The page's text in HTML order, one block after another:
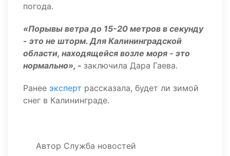
погода.
«Порывы ветра до 15-20 метров в секунду
- это не шторм. Для Калининградской
области, находящейся возле моря - это
нормально», - заключила Дара Гаева.
Ранее эксперт рассказала, будет ли зимой
снег в Калининграде.
Автор Служба новостей